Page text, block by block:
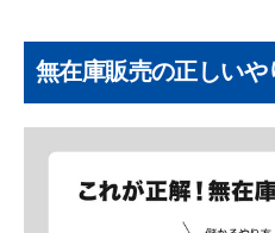
無在庫販売の正しいや